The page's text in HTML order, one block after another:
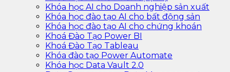
Khóa học AI cho Doanh nghiệp sản xuất
Khóa học đào tạo AI cho bất động sản
Khóa học đào tạo AI cho chứng khoán
Khoá Đào Tạo Power BI
Khoá Đào Tạo Tableau
Khóa đào tạo Power Automate
Khóa học Data Vault 2.0